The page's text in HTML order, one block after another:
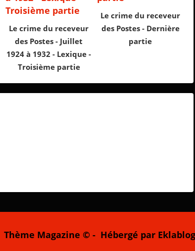
Le crime du receveur
des Postes - Juillet
1924 à 1932 - Lexique -
Troisième partie
Le crime du receveur
des Postes - Dernière
partie
Thème Magazine © - Hébergé par Eklablog